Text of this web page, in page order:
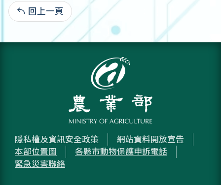
回上一頁
隱私權及資訊安全政策
網站資料開放宣告
本部位置圖
各縣市動物保護申訴電話
緊急災害聯絡